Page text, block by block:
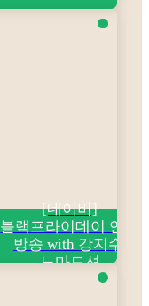
[네이버]
블랙프라이데이 연합
방송 with 강지수,
노마드션